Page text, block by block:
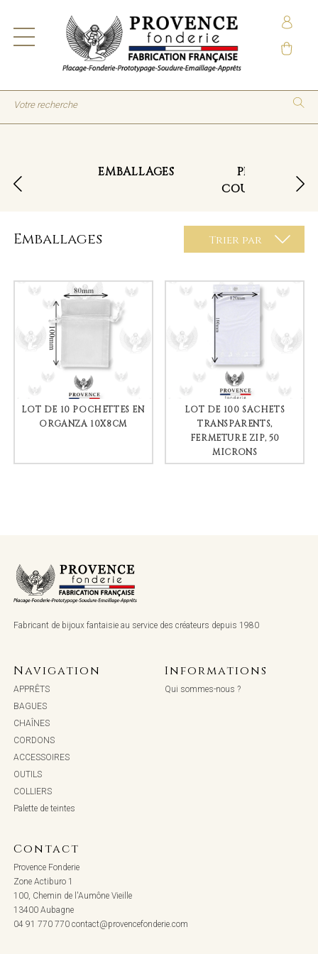
EMBALLAGES
PINCES
COUPANTES
Trier par
Emballages
LOT DE 10 POCHETTES EN
ORGANZA 10X8CM
LOT DE 100 SACHETS
TRANSPARENTS,
FERMETURE ZIP, 50
MICRONS
Fabricant de bijoux fantaisie au service des créateurs depuis 1980
Navigation
APPRÊTS
BAGUES
CHAÎNES
CORDONS
ACCESSOIRES
OUTILS
COLLIERS
Palette de teintes
Informations
Qui sommes-nous ?
Contact
Provence Fonderie
Zone Actiburo 1
100, Chemin de l'Aumône Vieille
13400 Aubagne
04 91 770 770 contact@provencefonderie.com